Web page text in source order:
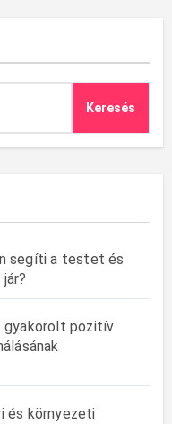
Keresés
segíti a testet és
gyakorolt pozitív
és környezeti